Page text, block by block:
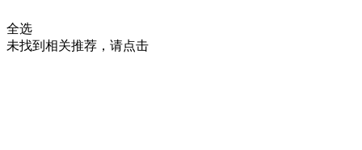
全选
未找到相关推荐，请点击